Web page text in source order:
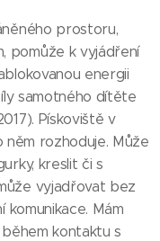
prostoru,
pomůže k vyjádření
energii
samotného dítěte
Pískoviště v
rozhoduje. Může
kreslit či s
vyjadřovat bez
komunikace. Mám
kontaktu s